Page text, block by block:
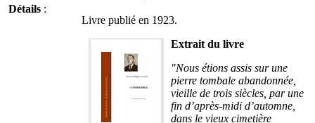
Détails :
Livre publié en 1923.
Extrait du livre
"Nous étions assis sur une
pierre tombale abandonnée,
vieille de trois siècles, par une
fin d’après-midi d’automne,
dans le vieux cimetière